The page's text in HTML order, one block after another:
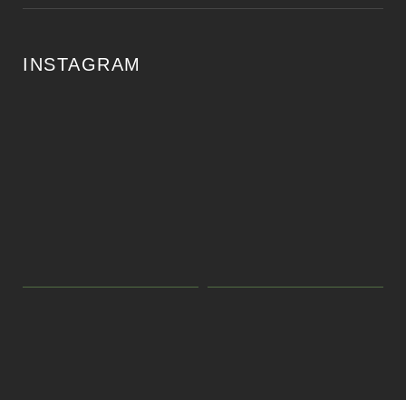
INSTAGRAM